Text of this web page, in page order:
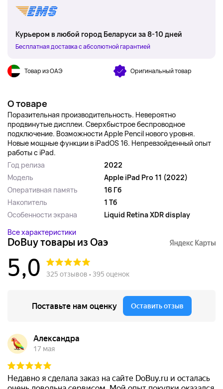
Курьером в любой город Беларуси за 8-10 дней
Бесплатная доставка с абсолютной гарантией
Товар из ОАЭ Оригинальный товар
О товаре
Поразительная производительность. Невероятно
продвинутые дисплеи. Сверхбыстрое беспроводное
подключение. Возможности Apple Pencil нового уровня.
Новые мощные функции в iPadOS 16. Непревзойденный опыт
работы с iPad.
Год релиза
2022
Модель
Apple iPad Pro 11 (2022)
Оперативная память
16 Гб
Накопитель
1 Тб
Особенности экрана
Liquid Retina XDR display
Все характеристики